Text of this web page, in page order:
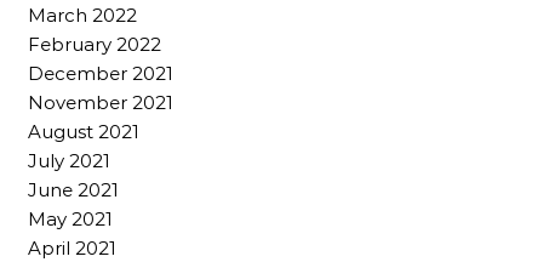
March 2022
February 2022
December 2021
November 2021
August 2021
July 2021
June 2021
May 2021
April 2021